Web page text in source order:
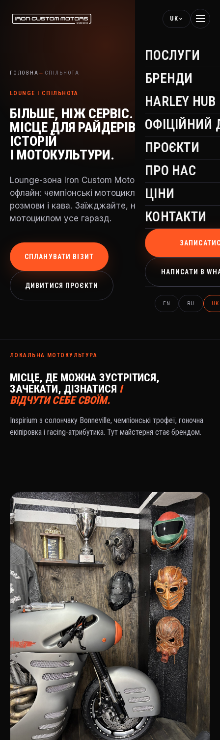
UK
ПОСЛУГИ
БРЕНДИ
HARLEY HUB
ОФІЦІЙНИЙ
ПРОЄКТИ
ПРО НАС
ЦІНИ
КОНТАКТИ
НАПИСАТИ В
EN RU UK
ГОЛОВНА → СПІЛЬНОТА
LOUNGE І СПІЛЬНОТА
БІЛЬШЕ, НІЖ СЕРВІС.
МІСЦЕ ДЛЯ РАЙДЕРІВ,
ІСТОРІЙ
І МОТОКУЛЬТУРИ.
Lounge-зона Iron Custom Motors — це бренд
офлайн: чемпіонські мотоцикли, трофеї,
розмови і кава. Заїжджайте, навіть якщо з
мотоциклом усе гаразд.
СПЛАНУВАТИ ВІЗИТ
ДИВИТИСЯ ПРОЄКТИ
ЛОКАЛЬНА МОТОКУЛЬТУРА
МІСЦЕ, ДЕ МОЖНА ЗУСТРІТИСЯ,
ЗАЧЕКАТИ, ДІЗНАТИСЯ І
ВІДЧУТИ СЕБЕ СВОЇМ.
Inspirium з солончаку Bonneville, чемпіонські трофеї, гоночна
екіпіровка і racing-атрибутика. Тут майстерня стає брендом.